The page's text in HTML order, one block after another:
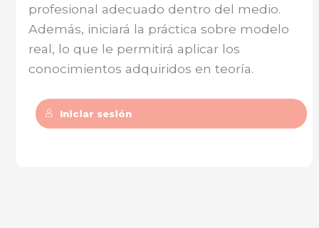
profesional adecuado dentro del medio.
Además, iniciará la práctica sobre modelo
real, lo que le permitirá aplicar los
conocimientos adquiridos en teoría.
Iniciar sesión